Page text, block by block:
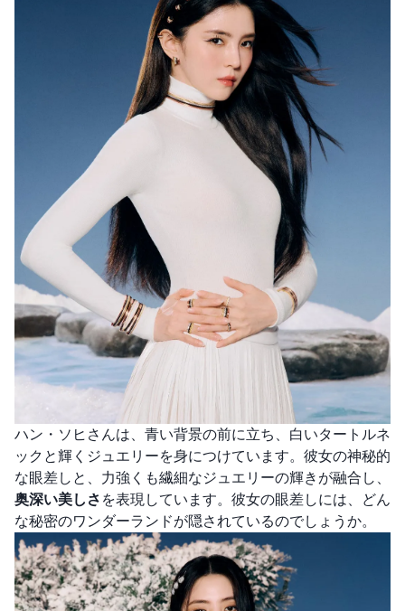
ハン・ソヒさんは、青い背景の前に立ち、白いタートルネ
ックと輝くジュエリーを身につけています。彼女の神秘的
な眼差しと、力強くも繊細なジュエリーの輝きが融合し、
奥深い美しさ を表現しています。彼女の眼差しには、どん
な秘密のワンダーランドが隠されているのでしょうか。